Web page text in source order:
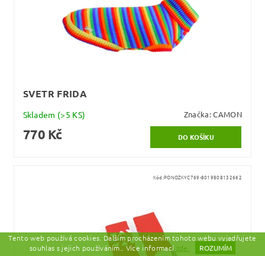
SVETR FRIDA
Skladem (>5 KS) Značka:CAMON
770 Kč
Kód:PONOZKYC769-8019808132662
Tento web používá cookies. Dalším procházením tohoto webu vyjadřujete
souhlas s jejich používáním.. Více informací zde. ROZUMÍM